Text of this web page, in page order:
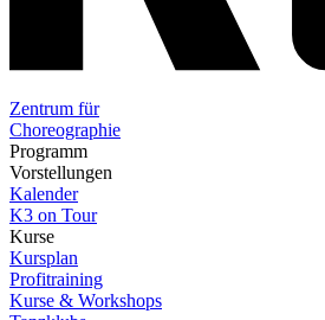
Zentrum für
Choreographie
Programm
Vorstellungen
Kalender
K3 on Tour
Kurse
Kursplan
Profitraining
Kurse & Workshops